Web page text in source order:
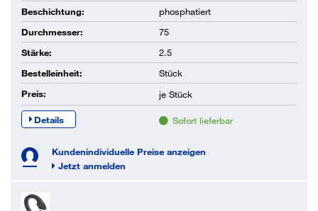
Beschichtung:
phosphatiert
Durchmesser:
75
Stärke:
2.5
Bestelleinheit:
Stück
Preis:
je Stück
Details Sofort lieferbar
Kundenindividuelle Preise anzeigen
Jetzt anmelden